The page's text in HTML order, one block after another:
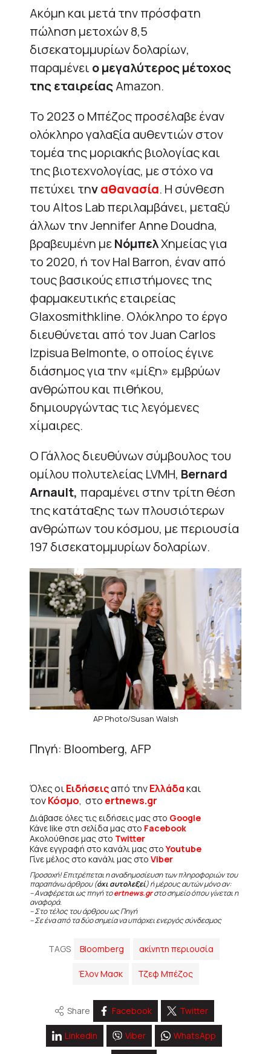
Ακόμη και μετά την πρόσφατη
πώληση μετοχών 8,5
δισεκατομμυρίων δολαρίων,
παραμένει ο μεγαλύτερος μέτοχος
της εταιρείαςAmazon.
Το 2023 ο Μπέζος προσέλαβε έναν
ολόκληρο γαλαξία αυθεντιών στον
τομέα της μοριακής βιολογίας και
της βιοτεχνολογίας, με στόχο να
πετύχει τηναθανασία. Η σύνθεση
του Altos Lab περιλαμβάνει, μεταξύ
άλλων την Jennifer Anne Doudna,
βραβευμένη μεΝόμπελΧημείας για
το 2020, ή τον Hal Barron, έναν από
τους βασικούς επιστήμονες της
φαρμακευτικής εταιρείας
Glaxosmithkline. Ολόκληρο το έργο
διευθύνεται από τον Juan Carlos
Izpisua Belmonte, ο οποίος έγινε
διάσημος για την «μίξη» εμβρύων
ανθρώπου και πιθήκου,
δημιουργώντας τις λεγόμενες
χίμαιρες.
Ο Γάλλος διευθύνων σύμβουλος του
ομίλου πολυτελείας LVMH, Bernard
Arnault, παραμένει στην τρίτη θέση
της κατάταξης των πλουσιότερων
ανθρώπων του κόσμου, με περιουσία
197 δισεκατομμυρίων δολαρίων.
AP Photo/Susan Walsh
Πηγή: Bloomberg, AFP
Όλες οιΕιδήσειςαπό τηνΕλλάδακαι
τονΚόσμο, στο ertnews.gr
Διάβασε όλες τις ειδήσεις μας στο Google
Κάνε like στη σελίδα μας στο Facebook
Ακολούθησε μας στο Twitter
Κάνε εγγραφή στο κανάλι μας στοYoutube
Γίνε μέλος στο κανάλι μας στο Viber
Προσοχή! Επιτρέπεται η αναδημοσίευση των πληροφοριών του
παραπάνω άρθρου (όχι αυτολεξεί) ή μέρους αυτών μόνο αν:
– Αναφέρεται ως πηγή τοertnews.grστο σημείο όπου γίνεται η
αναφορά.
– Στο τέλος του άρθρου ως Πηγή
– Σε ένα από τα δύο σημεία να υπάρχει ενεργός σύνδεσμος
TAGS Bloomberg ακίνητη περιουσία
Έλον Μασκ Τζεφ Μπέζος
Share Facebook Twitter
Linkedin Viber WhatsApp